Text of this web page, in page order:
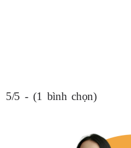
5/5 - (1 bình chọn)